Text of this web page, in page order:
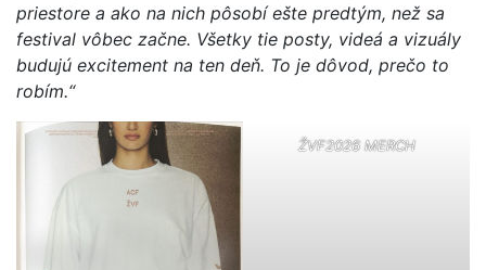
priestore a ako na nich pôsobí ešte predtým, než sa
festival vôbec začne. Všetky tie posty, videá a vizuály
budujú excitement na ten deň. To je dôvod, prečo to
robím.“
ŽVF2026 MERCH